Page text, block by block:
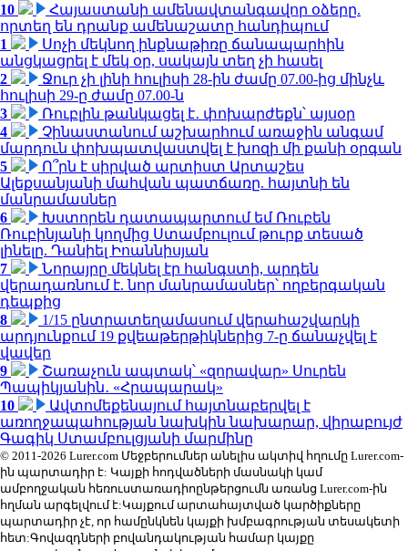
10
Հայաստանի ամենավտանգավոր օձերը.
որտեղ են դրանք ամենաշատը հանդիպում
1
Սոչի մեկնող ինքնաթիռը ճանապարհին
անցկացրել է մեկ օր, սակայն տեղ չի հասել
2
Ջուր չի լինի հուլիսի 28-ին ժամը 07.00-ից մինչև
հուլիսի 29-ը ժամը 07.00-ն
3
Ռուբլին թանկացել է․ փոխարժեքն՝ այսօր
4
Չինաստանում աշխարհում առաջին անգամ
մարդուն փոխպատվաստվել է խոզի մի քանի օրգան
5
Ո՞րն է սիրված արտիստ Արտաշես
Ալեքսանյանի մահվան պատճառը. հայտնի են
մանրամասներ
6
Խստորեն դատապարտում եմ Ռուբեն
Ռուբինյանի կողմից Ստամբուլում թուրք տեսած
լինելը. Դանիել Իոաննիսյան
7
Նորայրը մեկնել էր հանգստի, արդեն
վերադառնում է. նոր մանրամասներ՝ ողբերգական
դեպքից
8
1/15 ընտրատեղամասում վերահաշվարկի
արդյունքում 19 քվեաթերթիկներից 7-ը ճանաչվել է
վավեր
9
Շառաչուն ապտակ՝ «զորավար» Սուրեն
Պապիկյանին․ «Հրապարակ»
10
Ավտոմեքենայում հայտնաբերվել է
առողջապահության նախկին նախարար, վիրաբույժ
Գագիկ Ստամբուլցյանի մարմինը
© 2011-2026 Lurer.com Մեջբերումներ անելիս ակտիվ հղումը Lurer.com-
ին պարտադիր է: Կայքի հոդվածների մասնակի կամ
ամբողջական հեռուստառադիոընթերցումն առանց Lurer.com-ին
հղման արգելվում է:Կայքում արտահայտված կարծիքները
պարտադիր չէ, որ համընկնեն կայքի խմբագրության տեսակետի
հետ:Գովազդների բովանդակության համար կայքը